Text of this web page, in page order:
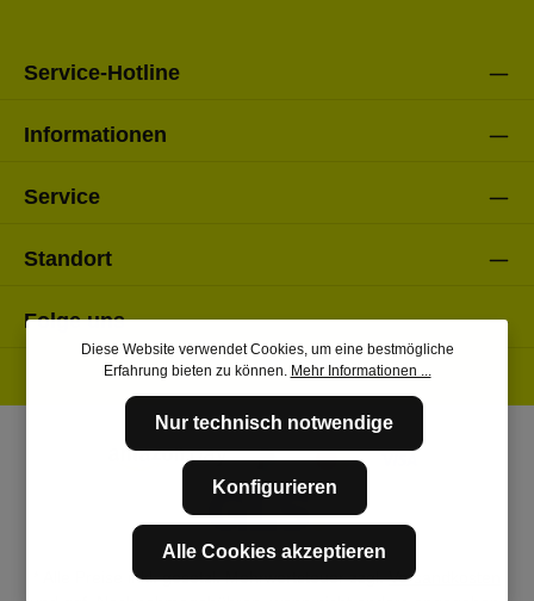
Service-Hotline
Informationen
Service
Standort
Folge uns
* Alle Preise inkl. gesetzl. Mehrwertsteuer zzgl.Versandkosten
Diese Website verwendet Cookies, um eine bestmögliche
Erfahrung bieten zu können. Mehr Informationen ...
Nur technisch notwendige
Konfigurieren
Alle Cookies akzeptieren